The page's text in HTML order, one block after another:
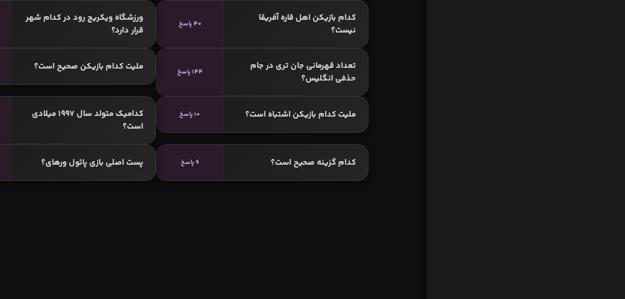
کدام بازیکن اهل قاره آفریقا
نیست؟
40 پاسخ
ورزشگاه ویکریج رود در کدام شهر
قرار دارد؟
تعداد قهرمانی جان تری در جام
حذفی انگلیس؟
144 پاسخ ملیت کدام بازیکن صحیح است؟
ملیت کدام بازیکن اشتباه است؟ 10 پاسخ
کدامیک متولد سال 1997 میلادی
است؟
کدام گزینه صحیح است؟ 9 پاسخ پست اصلی بازی پائول ورهای؟